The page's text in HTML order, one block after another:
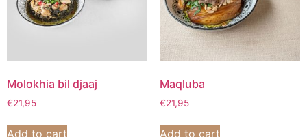
Molokhia bil djaaj
€21,95
Add to cart
Maqluba
€21,95
Add to cart